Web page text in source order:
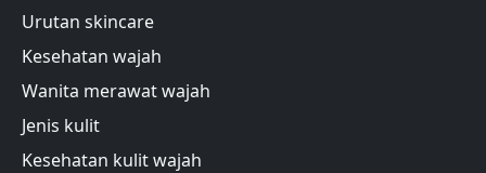
Urutan skincare
Kesehatan wajah
Wanita merawat wajah
Jenis kulit
Kesehatan kulit wajah